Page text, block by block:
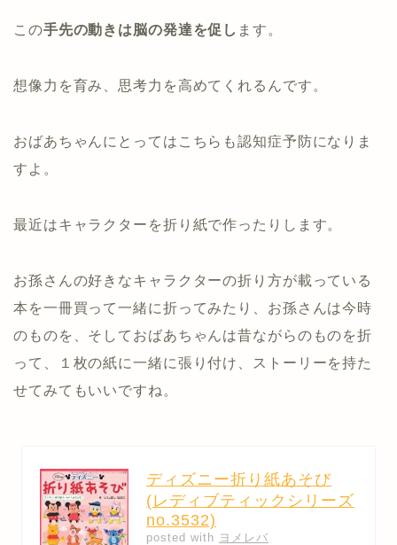
この手先の動きは脳の発達を促し ます。
想像力を育み、思考力を高めてくれるんです。
おばあちゃんにとってはこちらも認知症予防になりま
すよ。
最近はキャラクターを折り紙で作ったりします。
お孫さんの好きなキャラクターの折り方が載っている
本を一冊買って一緒に折ってみたり、お孫さんは今時
のものを、そしておばあちゃんは昔ながらのものを折
って、１枚の紙に一緒に張り付け、ストーリーを持た
せてみてもいいですね。
ディズニー折り紙あそび
(レディブティックシリーズ
no.3532)
posted with ヨメレバ